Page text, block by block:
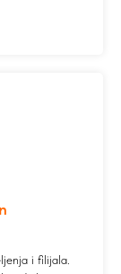
i filijala.